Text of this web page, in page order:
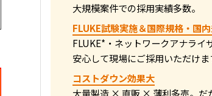
大規模案件での採用実績多数。
FLUKE試験実施＆国際規格・国
FLUKE*・ネットワークアナライ
安心して現場にご採用いただけま
コストダウン効果大
大量製造 × 直販 × 薄利多売。だ